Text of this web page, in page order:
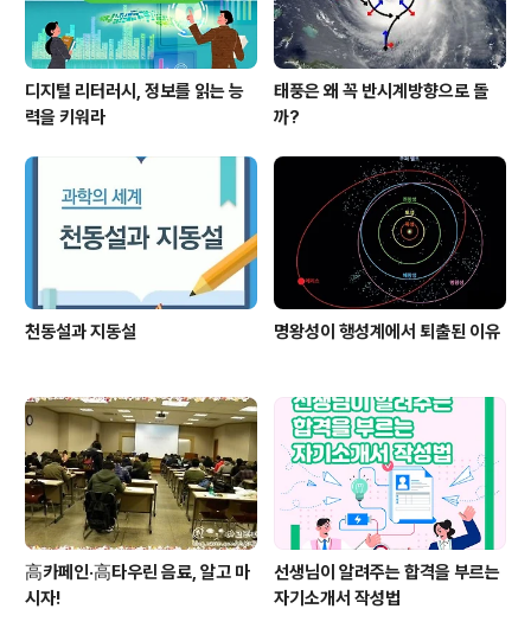
디지털 리터러시, 정보를 읽는 능
력을 키워라
태풍은 왜 꼭 반시계방향으로 돌
까?
천동설과 지동설 명왕성이 행성계에서 퇴출된 이유
高카페인·高타우린 음료, 알고 마
시자!
선생님이 알려주는 합격을 부르는
자기소개서 작성법